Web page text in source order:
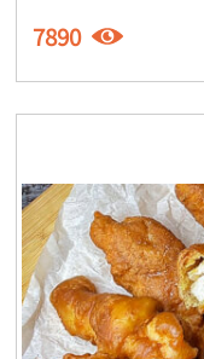
7890